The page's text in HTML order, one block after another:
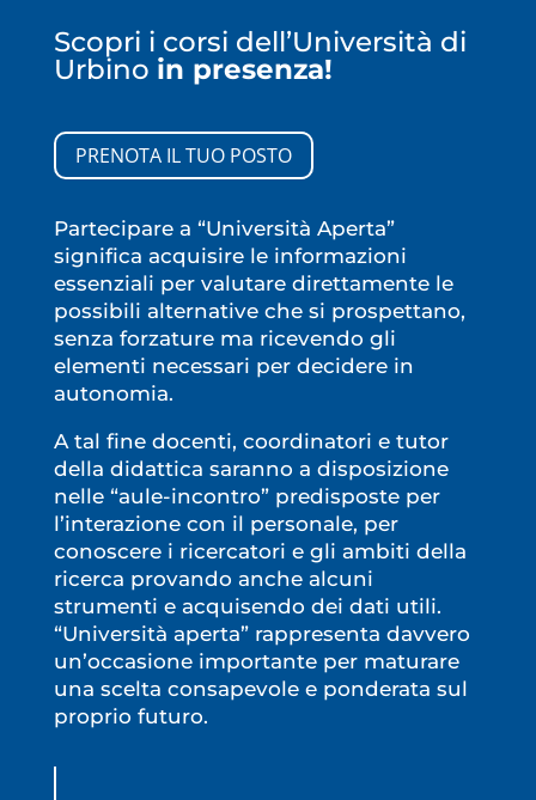
Scopri i corsi dell’Università di
Urbino in presenza!
PRENOTA IL TUO POSTO
Partecipare a “Università Aperta”
significa acquisire le informazioni
essenziali per valutare direttamente le
possibili alternative che si prospettano,
senza forzature ma ricevendo gli
elementi necessari per decidere in
autonomia.
A tal fine docenti, coordinatori e tutor
della didattica saranno a disposizione
nelle “aule-incontro” predisposte per
l’interazione con il personale, per
conoscere i ricercatori e gli ambiti della
ricerca provando anche alcuni
strumenti e acquisendo dei dati utili.
“Università aperta” rappresenta davvero
un’occasione importante per maturare
una scelta consapevole e ponderata sul
proprio futuro.